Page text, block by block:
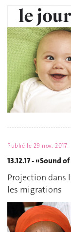
Publié le 29 nov. 2017
13.12.17 - «Sound
Projection dans
les migrations